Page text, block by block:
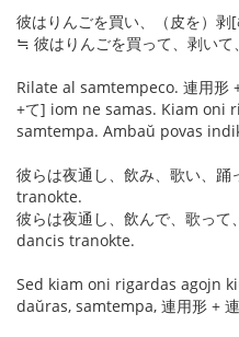
彼はりんごを買い、（皮を）剥[
≒ 彼はりんごを買って、剥いて
Rilate al samtempeco. 連用形
+て] iom ne samas. Kiam oni
samtempa. Ambaŭ povas
彼らは夜通し、飲み、歌い、
tranokte.
彼らは夜通し、飲んで、歌っ
dancis tranokte.
Sed kiam oni rigardas agojn
daŭras, samtempa, 連用形 +